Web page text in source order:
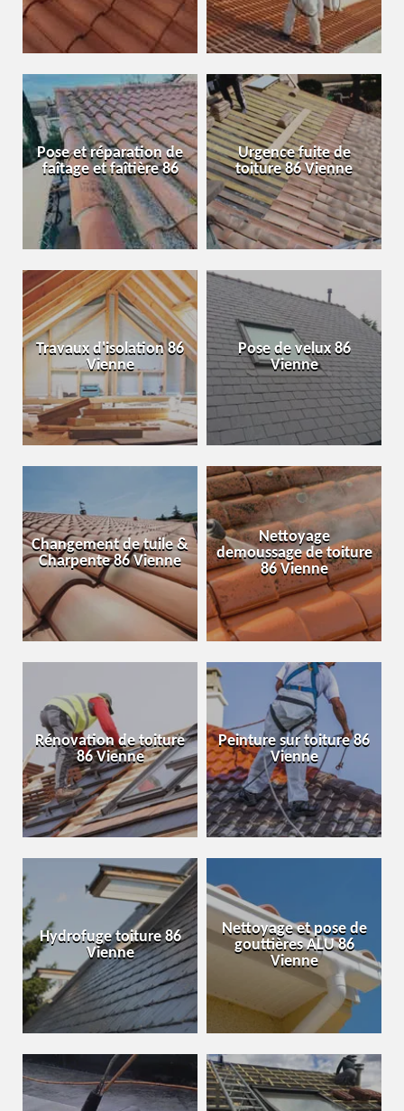
Pose et réparation de
faîtage et faîtière 86
Urgence fuite de
toiture 86 Vienne
Travaux d'isolation 86
Vienne
Pose de velux 86
Vienne
Changement de tuile &
Charpente 86 Vienne
Nettoyage
demoussage de toiture
86 Vienne
Rénovation de toiture
86 Vienne
Peinture sur toiture 86
Vienne
Hydrofuge toiture 86
Vienne
Nettoyage et pose de
gouttières ALU 86
Vienne